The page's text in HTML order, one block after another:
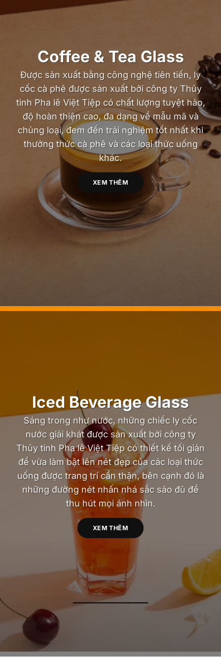
Coffee & Tea Glass
Được sản xuất bằng công nghệ tiên tiến, ly
cốc cà phê được sản xuất bởi công ty Thủy
tinh Pha lê Việt Tiệp có chất lượng tuyệt hảo,
độ hoàn thiện cao, đa dạng về mẫu mã và
chủng loại, đem đến trải nghiệm tốt nhất khi
thưởng thức cà phê và các loại thức uống
khác.
XEM THÊM
Iced Beverage Glass
Sáng trong như nước, những chiếc ly cốc
nước giải khát được sản xuất bởi công ty
Thủy tinh Pha lê Việt Tiệp có thiết kế tối giản
để vừa làm bật lên nét đẹp của các loại thức
uống được trang trí cẩn thận, bên cạnh đó là
những đường nét nhấn nhá sắc sảo đủ để
thu hút mọi ánh nhìn.
XEM THÊM